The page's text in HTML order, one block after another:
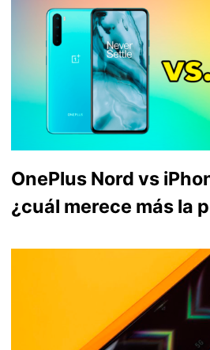
OnePlus Nord vs
¿cuál merece más la